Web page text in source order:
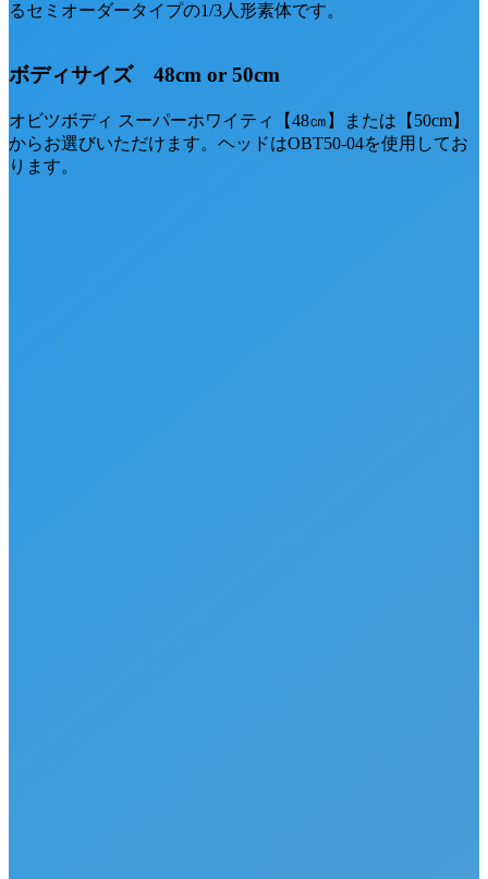
るセミオーダータイプの1/3人形素体です。
ボディサイズ 48cm or 50cm
オビツボディ スーパーホワイティ【48㎝】または【50cm】
からお選びいただけます。ヘッドはOBT50-04を使用してお
ります。